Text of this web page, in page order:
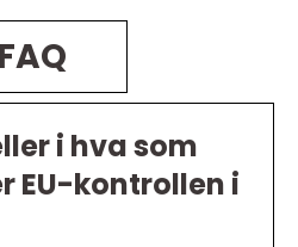
FAQ
i hva som
EU-kontrollen i